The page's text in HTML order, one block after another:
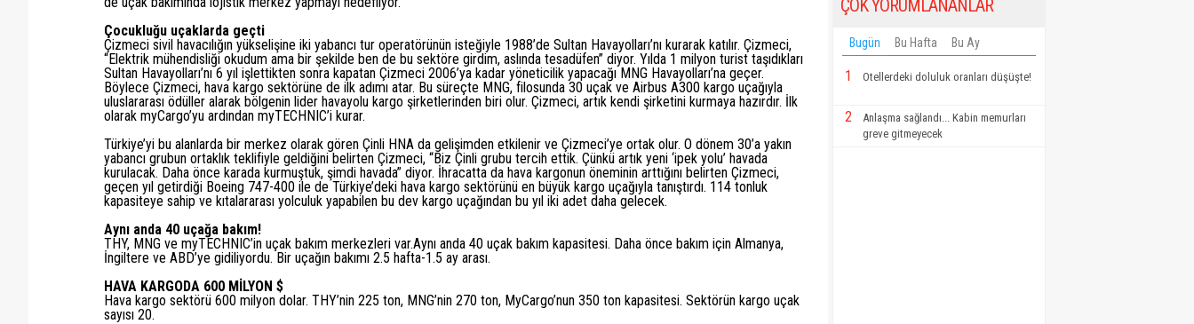
Çocukluğu uçaklarda geçti
Çizmeci sivil havacılığın yükselişine iki yabancı tur operatörünün isteğiyle 1988’de Sultan Havayolları’nı kurarak katılır. Çizmeci,
“Elektrik mühendisliği okudum ama bir şekilde ben de bu sektöre girdim, aslında tesadüfen” diyor. Yılda 1 milyon turist taşıdıkları
Sultan Havayolları’nı 6 yıl işlettikten sonra kapatan Çizmeci 2006’ya kadar yöneticilik yapacağı MNG Havayolları’na geçer.
Böylece Çizmeci, hava kargo sektörüne de ilk adımı atar. Bu süreçte MNG, filosunda 30 uçak ve Airbus A300 kargo uçağıyla
uluslararası ödüller alarak bölgenin lider havayolu kargo şirketlerinden biri olur. Çizmeci, artık kendi şirketini kurmaya hazırdır. İlk
olarak myCargo’yu ardından myTECHNIC’i kurar.
Türkiye’yi bu alanlarda bir merkez olarak gören Çinli HNA da gelişimden etkilenir ve Çizmeci’ye ortak olur. O dönem 30’a yakın
yabancı grubun ortaklık teklifiyle geldiğini belirten Çizmeci, “Biz Çinli grubu tercih ettik. Çünkü artık yeni ‘ipek yolu’ havada
kurulacak. Daha önce karada kurmuştuk, şimdi havada” diyor. İhracatta da hava kargonun öneminin arttığını belirten Çizmeci,
geçen yıl getirdiği Boeing 747-400 ile de Türkiye’deki hava kargo sektörünü en büyük kargo uçağıyla tanıştırdı. 114 tonluk
kapasiteye sahip ve kıtalararası yolculuk yapabilen bu dev kargo uçağından bu yıl iki adet daha gelecek.
Aynı anda 40 uçağa bakım!
THY, MNG ve myTECHNIC’in uçak bakım merkezleri var.Aynı anda 40 uçak bakım kapasitesi. Daha önce bakım için Almanya,
İngiltere ve ABD’ye gidiliyordu. Bir uçağın bakımı 2.5 hafta-1.5 ay arası.
HAVA KARGODA 600 MİLYON $
Hava kargo sektörü 600 milyon dolar. THY’nin 225 ton, MNG’nin 270 ton, MyCargo’nun 350 ton kapasitesi. Sektörün kargo uçak
sayısı 20.
ÇOK YORUMLANANLAR
Bugün Bu Hafta Bu Ay
1 Otellerdeki doluluk oranları düşüşte!
2
Anlaşma sağlandı... Kabin memurları
greve gitmeyecek